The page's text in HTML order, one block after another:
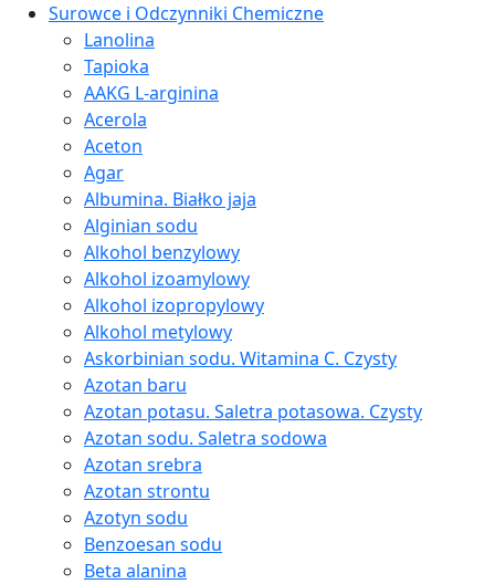
Surowce i Odczynniki Chemiczne
Lanolina
Tapioka
AAKG L-arginina
Acerola
Aceton
Agar
Albumina. Białko jaja
Alginian sodu
Alkohol benzylowy
Alkohol izoamylowy
Alkohol izopropylowy
Alkohol metylowy
Askorbinian sodu. Witamina C. Czysty
Azotan baru
Azotan potasu. Saletra potasowa. Czysty
Azotan sodu. Saletra sodowa
Azotan srebra
Azotan strontu
Azotyn sodu
Benzoesan sodu
Beta alanina